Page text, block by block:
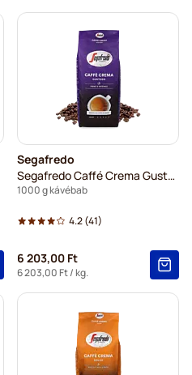
Segafredo
Segafredo Caffé Crema Gustoso
1000 g kávébab
4.2(41)
6 203,00 Ft
6 203,00 Ft/ kg.